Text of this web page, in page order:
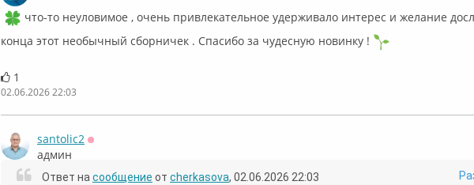
что-то неуловимое , очень привлекательное удерживало интерес и желание
конца этот необычный сборничек . Спасибо за чудесную новинку !
1
02.06.2026 22:03
santolic2
админ
Ответ на сообщение от cherkasova, 02.06.2026 22:03